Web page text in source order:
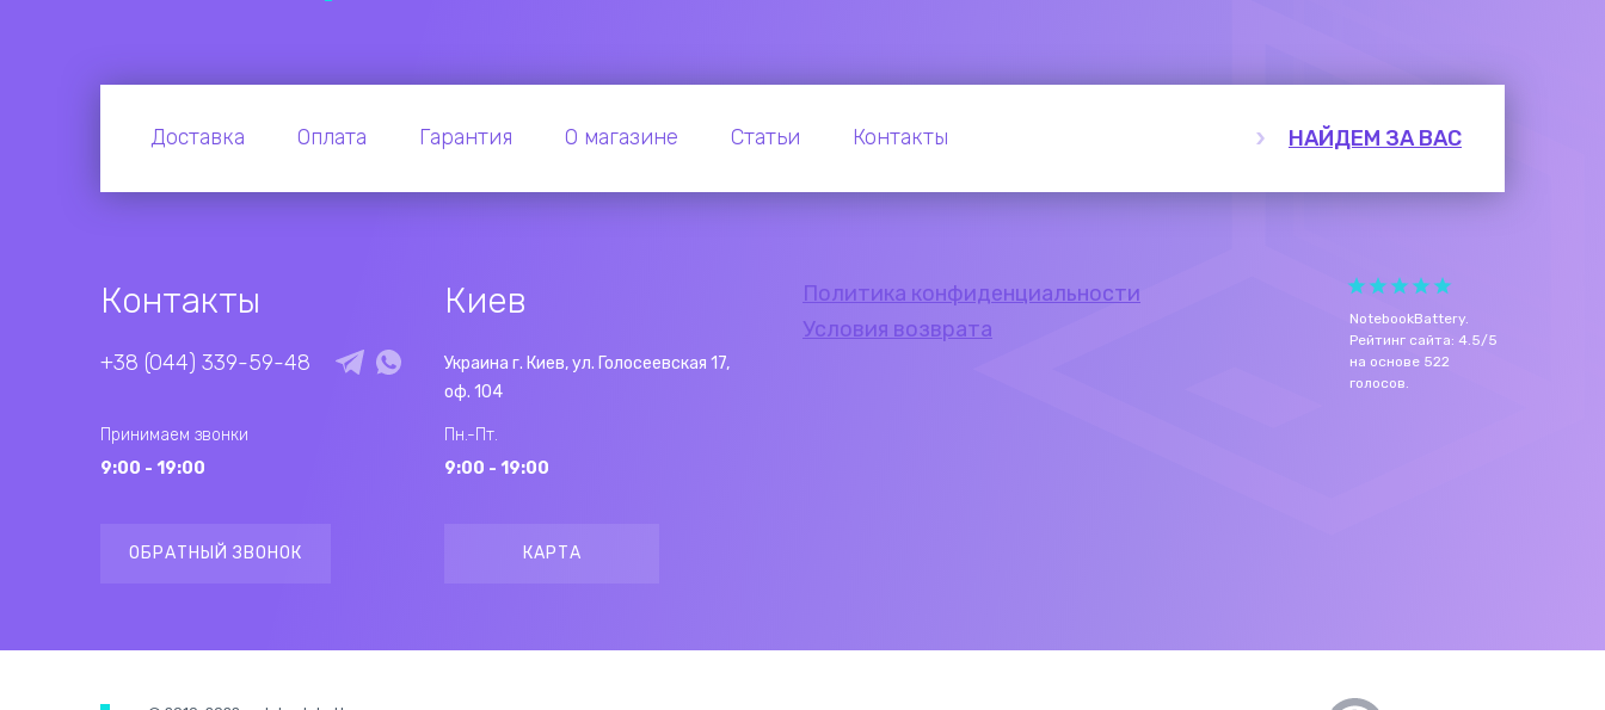
Доставка Оплата Гарантия О магазине Статьи Контакты НАЙДЕМ ЗА ВАС
Контакты
+38 (044) 339-59-48
Принимаем звонки
9:00 - 19:00
ОБРАТНЫЙ ЗВОНОК
Киев
Украина г. Киев, ул. Голосеевская 17,
оф. 104
Пн.-Пт.
9:00 - 19:00
КАРТА
Политика конфиденциальности
Условия возврата
NotebookBattery.
Рейтинг сайта: 4.5/5
на основе 522
голосов.